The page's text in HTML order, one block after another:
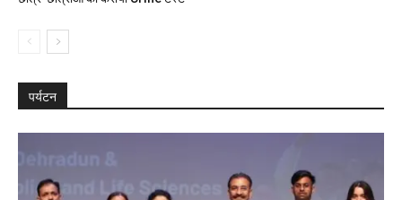
पर्यटन